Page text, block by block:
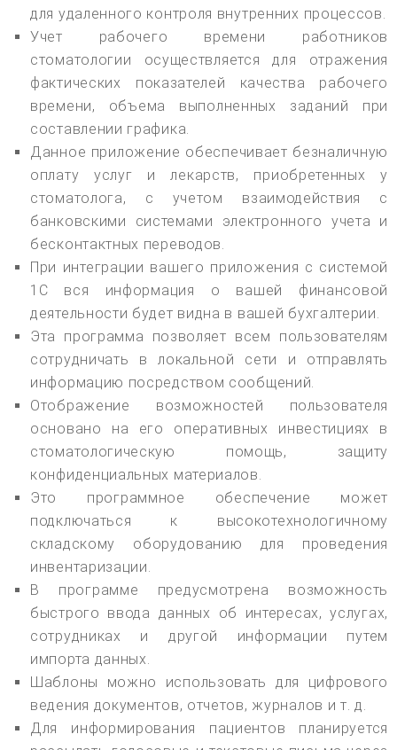
для удаленного контроля внутренних процессов.
Учет рабочего времени работников
стоматологии осуществляется для отражения
фактических показателей качества рабочего
времени, объема выполненных заданий при
составлении графика.
Данное приложение обеспечивает безналичную
оплату услуг и лекарств, приобретенных у
стоматолога, с учетом взаимодействия с
банковскими системами электронного учета и
бесконтактных переводов.
При интеграции вашего приложения с системой
1С вся информация о вашей финансовой
деятельности будет видна в вашей бухгалтерии.
Эта программа позволяет всем пользователям
сотрудничать в локальной сети и отправлять
информацию посредством сообщений.
Отображение возможностей пользователя
основано на его оперативных инвестициях в
стоматологическую помощь, защиту
конфиденциальных материалов.
Это программное обеспечение может
подключаться к высокотехнологичному
складскому оборудованию для проведения
инвентаризации.
В программе предусмотрена возможность
быстрого ввода данных об интересах, услугах,
сотрудниках и другой информации путем
импорта данных.
Шаблоны можно использовать для цифрового
ведения документов, отчетов, журналов и т. д.
Для информирования пациентов планируется